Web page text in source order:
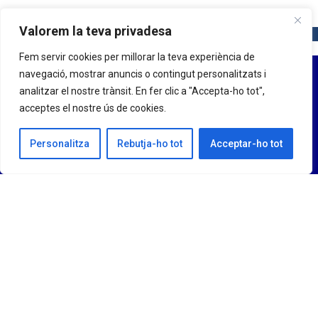
Valorem la teva privadesa
Fem servir cookies per millorar la teva experiència de
navegació, mostrar anuncis o contingut personalitzats i
analitzar el nostre trànsit. En fer clic a "Accepta-ho tot",
acceptes el nostre ús de cookies.
Personalitza Rebutja-ho tot Acceptar-ho tot